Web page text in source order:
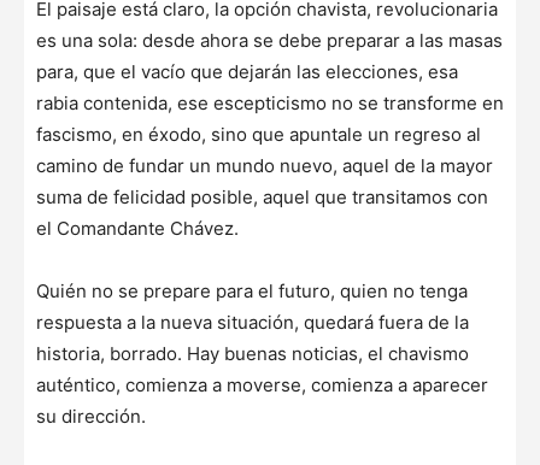
El paisaje está claro, la opción chavista, revolucionaria
es una sola: desde ahora se debe preparar a las masas
para, que el vacío que dejarán las elecciones, esa
rabia contenida, ese escepticismo no se transforme en
fascismo, en éxodo, sino que apuntale un regreso al
camino de fundar un mundo nuevo, aquel de la mayor
suma de felicidad posible, aquel que transitamos con
el Comandante Chávez.
Quién no se prepare para el futuro, quien no tenga
respuesta a la nueva situación, quedará fuera de la
historia, borrado. Hay buenas noticias, el chavismo
auténtico, comienza a moverse, comienza a aparecer
su dirección.